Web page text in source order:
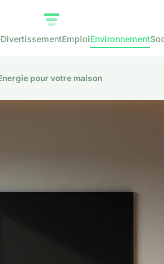
DivertissementEmploiEnvironnement
pour votre maison